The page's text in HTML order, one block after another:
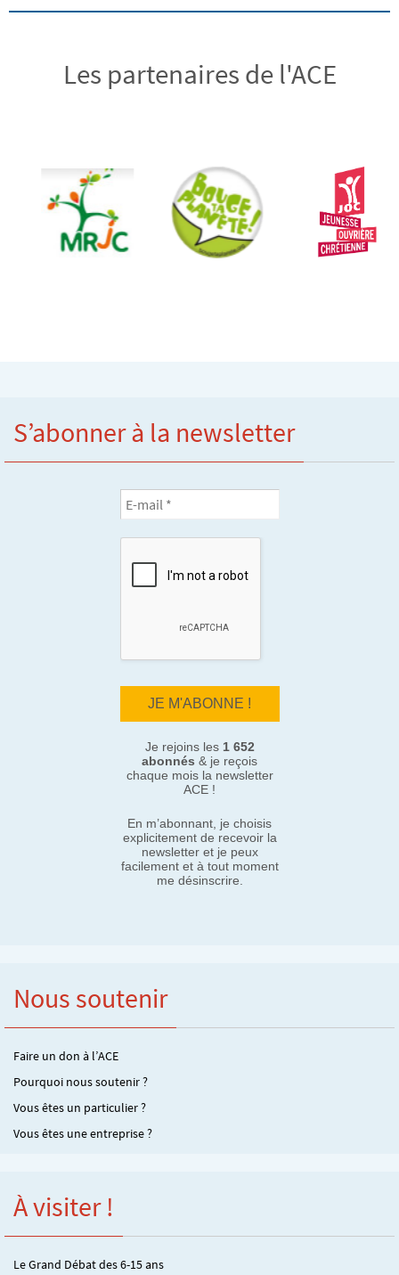
Les partenaires de l'ACE
S’abonner à la newsletter
Je rejoins les 1 652
abonnés & je reçois
chaque mois la newsletter
ACE !
En m’abonnant, je choisis
explicitement de recevoir la
newsletter et je peux
facilement et à tout moment
me désinscrire.
Nous soutenir
Faire un don à l’ACE
Pourquoi nous soutenir ?
Vous êtes un particulier ?
Vous êtes une entreprise ?
À visiter !
Le Grand Débat des 6-15 ans